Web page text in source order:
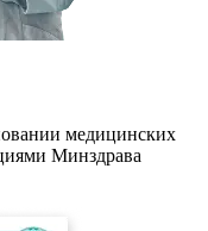
медицинских
Минздрава